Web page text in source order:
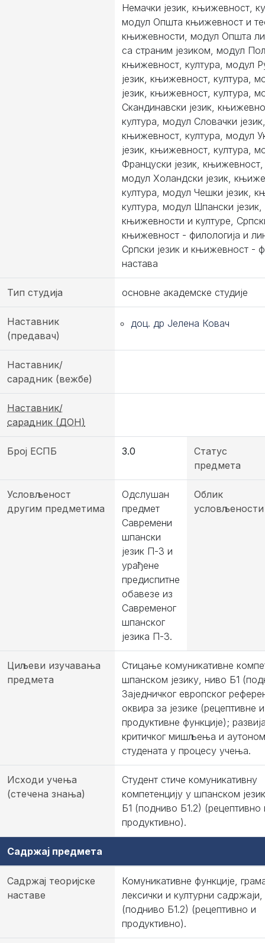
Немачки језик, књижевност,
модул Општа књижевност и
књижевности, модул Општа
са страним језиком, модул
књижевност, култура, модул
језик, књижевност, култура,
језик, књижевност, култура,
Скандинавски језик,
култура, модул Словачки језик,
књижевност, култура, модул
језик, књижевност, култура,
Француски језик, књижевност,
модул Холандски језик,
култура, модул Чешки језик,
култура, модул Шпански
књижевности и културе,
књижевност - филологија и
Српски језик и књижевност -
настава
Тип студија основне академске студије
Наставник
(предавач)
доц. др Јелена Ковач
Наставник/
сарадник (вежбе)
Наставник/
сарадник (ДОН)
Број ЕСПБ 3.0
Статус
предмета
Условљеност
другим предметима
Одслушан
предмет
Савремени
шпански
језик П-3 и
урађене
предиспитне
обавезе из
Савременог
шпанског
језика П-3.
Облик
условљености
Циљеви изучавања
предмета
Стицање комуникативне
шпанском језику, ниво Б1
Заједничког европског
оквира за језике (рецептивне и
продуктивне функције);
критичког мишљења и
студената у процесу учења.
Исходи учења
(стечена знања)
Студент стиче комуникативну
компетенцију у шпанском
Б1 (подниво Б1.2) (рецептивнo
продуктивно).
Садржај предмета
Садржај теоријске
наставе
Комуникативне функције,
лексички и културни
(подниво Б1.2) (рецептивнo и
продуктивно).